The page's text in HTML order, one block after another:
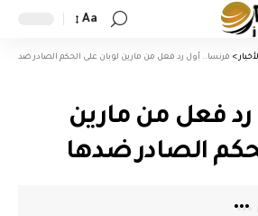
Aa
> فرنسا.. أول رد فعل من مارين لوبان على الحكم الصادر ضدها
فعل من مارين
الصادر ضدها